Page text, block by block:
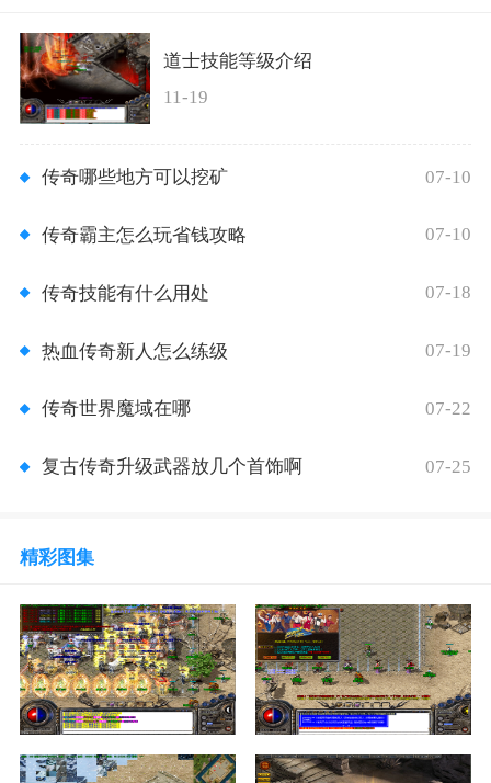
道士技能等级介绍
11-19
传奇哪些地方可以挖矿 07-10
传奇霸主怎么玩省钱攻略 07-10
传奇技能有什么用处 07-18
热血传奇新人怎么练级 07-19
传奇世界魔域在哪 07-22
复古传奇升级武器放几个首饰啊 07-25
精彩图集